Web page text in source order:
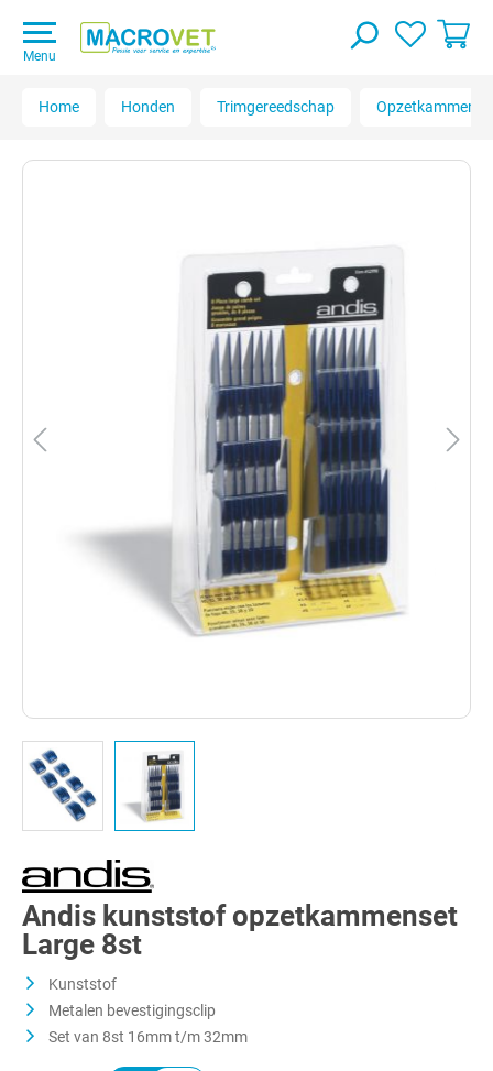
Menu
Home Honden Trimgereedschap Opzetkammen
Andis kunststof opzetkammenset
Large 8st
Kunststof
Metalen bevestigingsclip
Set van 8st 16mm t/m 32mm